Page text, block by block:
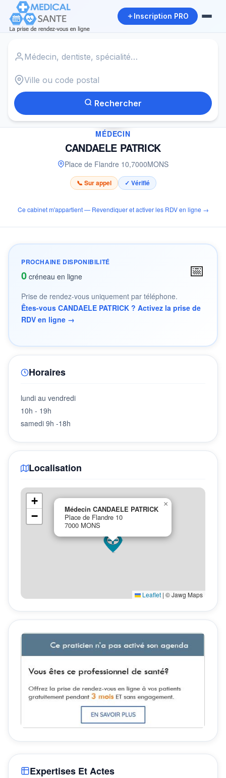
Inscription PRO
Rechercher
✓
MÉDECIN
CANDAELE PATRICK
Place de Flandre 10,7000MONS
📞 Sur appel ✓ Vérifié
Ce cabinet m'appartient — Revendiquer et activer les RDV en ligne →
Expertises Et Actes
PROCHAINE DISPONIBILITÉ
0 créneau en ligne 📅
Prise de rendez-vous uniquement par téléphone.
Êtes-vous CANDAELE PATRICK ? Activez la prise de
RDV en ligne →
Horaires
lundi au vendredi
10h - 19h
samedi 9h -18h
Localisation
Médecin CANDAELE PATRICK
Place de Flandre 10
7000 MONS
×
+
−
Leaflet | © Jawg Maps